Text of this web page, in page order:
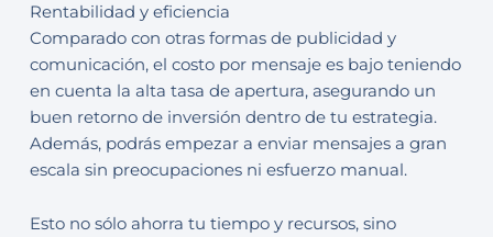
Rentabilidad y eficiencia
Comparado con otras formas de publicidad y
comunicación, el costo por mensaje es bajo teniendo
en cuenta la alta tasa de apertura, asegurando un
buen retorno de inversión dentro de tu estrategia.
Además, podrás empezar a enviar mensajes a gran
escala sin preocupaciones ni esfuerzo manual.
Esto no sólo ahorra tu tiempo y recursos, sino